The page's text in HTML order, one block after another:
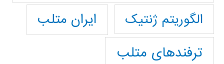
الگوریتم ژنتیک
ایران متلب
ترفندهای متلب